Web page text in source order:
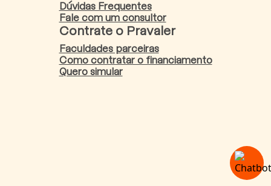
Dúvidas Frequentes
Fale com um consultor
Contrate o Pravaler
Faculdades parceiras
Como contratar o financiamento
Quero simular